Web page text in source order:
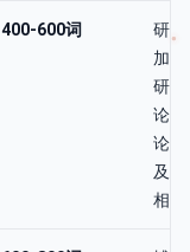
400-600词
研究
加
研究
论框
论、
及
相应